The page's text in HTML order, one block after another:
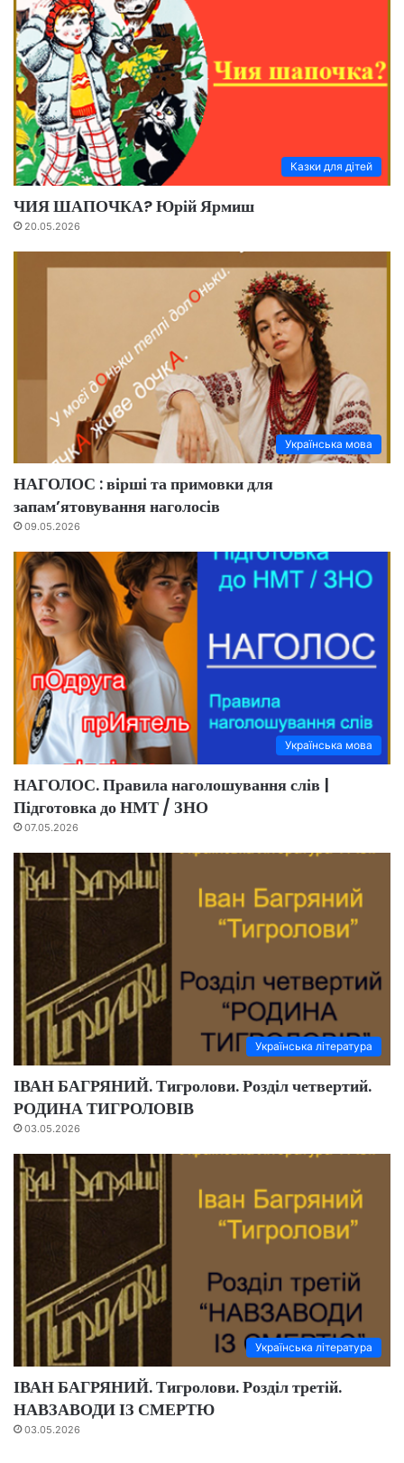
Казки для дітей
ЧИЯ ШАПОЧКА? Юрій Ярмиш
20.05.2026
Українська мова
НАГОЛОС : вірші та примовки для
запам’ятовування наголосів
09.05.2026
Українська мова
НАГОЛОС. Правила наголошування слів |
Підготовка до НМТ / ЗНО
07.05.2026
Українська література
ІВАН БАГРЯНИЙ. Тигролови. Розділ четвертий.
РОДИНА ТИГРОЛОВІВ
03.05.2026
Українська література
ІВАН БАГРЯНИЙ. Тигролови. Розділ третій.
НАВЗАВОДИ ІЗ СМЕРТЮ
03.05.2026